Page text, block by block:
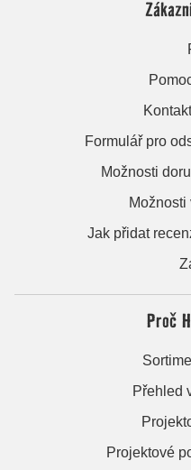
Formulář pro
Možnosti
Jak přidat
Proč
Přehled
Projektové